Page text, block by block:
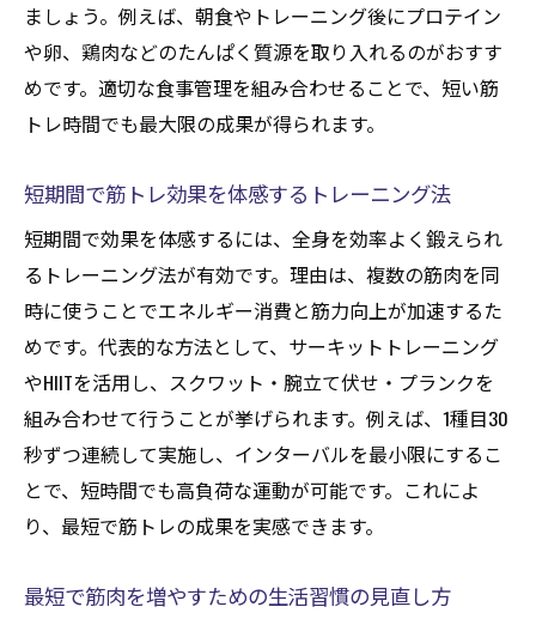
ましょう。例えば、朝食やトレーニング後にプロテイン
や卵、鶏肉などのたんぱく質源を取り入れるのがおすす
めです。適切な食事管理を組み合わせることで、短い筋
トレ時間でも最大限の成果が得られます。
短期間で筋トレ効果を体感するトレーニング法
短期間で効果を体感するには、全身を効率よく鍛えられ
るトレーニング法が有効です。理由は、複数の筋肉を同
時に使うことでエネルギー消費と筋力向上が加速するた
めです。代表的な方法として、サーキットトレーニング
やHIITを活用し、スクワット・腕立て伏せ・プランクを
組み合わせて行うことが挙げられます。例えば、1種目30
秒ずつ連続して実施し、インターバルを最小限にするこ
とで、短時間でも高負荷な運動が可能です。これによ
り、最短で筋トレの成果を実感できます。
最短で筋肉を増やすための生活習慣の見直し方